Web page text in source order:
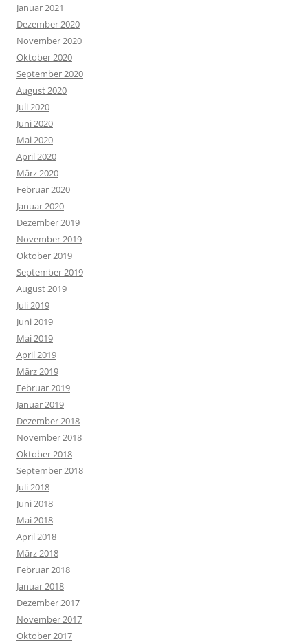
Januar 2021
Dezember 2020
November 2020
Oktober 2020
September 2020
August 2020
Juli 2020
Juni 2020
Mai 2020
April 2020
März 2020
Februar 2020
Januar 2020
Dezember 2019
November 2019
Oktober 2019
September 2019
August 2019
Juli 2019
Juni 2019
Mai 2019
April 2019
März 2019
Februar 2019
Januar 2019
Dezember 2018
November 2018
Oktober 2018
September 2018
Juli 2018
Juni 2018
Mai 2018
April 2018
März 2018
Februar 2018
Januar 2018
Dezember 2017
November 2017
Oktober 2017